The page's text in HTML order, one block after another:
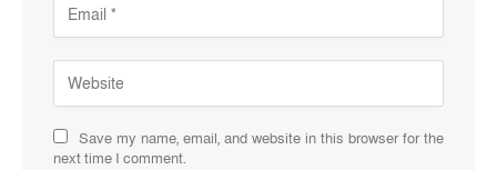
Save my name, email, and website in this browser for the
next time I comment.